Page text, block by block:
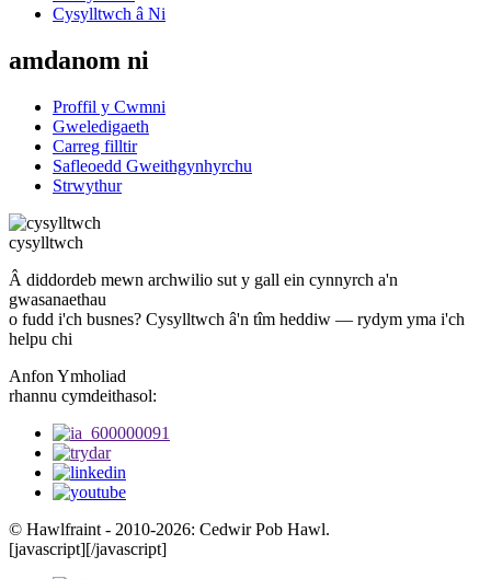
Cysylltwch â Ni
amdanom ni
Proffil y Cwmni
Gweledigaeth
Carreg filltir
Safleoedd Gweithgynhyrchu
Strwythur
cysylltwch
Â diddordeb mewn archwilio sut y gall ein cynnyrch a'n
gwasanaethau
o fudd i'ch busnes? Cysylltwch â'n tîm heddiw — rydym yma i'ch
helpu chi
Anfon Ymholiad
rhannu cymdeithasol:
© Hawlfraint - 2010-2026: Cedwir Pob Hawl.
[javascript][/javascript]